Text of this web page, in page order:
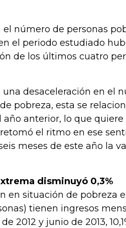
número de personas
el periodo estudiado
de los últimos cuatro
una desaceleración en el
pobreza, esta se
anterior, lo que
el ritmo en ese
meses de este año la
disminuyó 0,3%
en situación de pobreza
tienen ingresos
2012 y junio de 2013,